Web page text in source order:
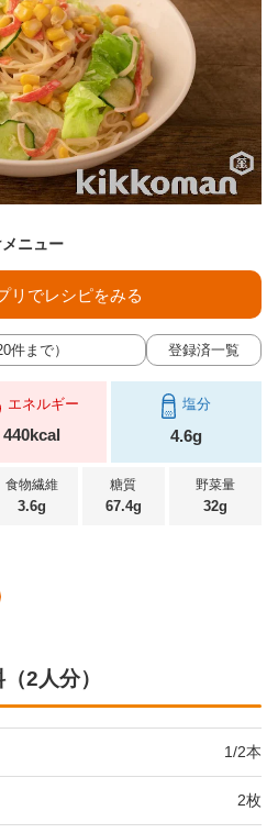
ニュー
件まで） 登録済一覧
リでレシピをみる
エネルギー
440kcal
塩分
4.6g
食物繊維
3.6g
糖質
67.4g
野菜量
32g
2人分）
1/2本
2枚